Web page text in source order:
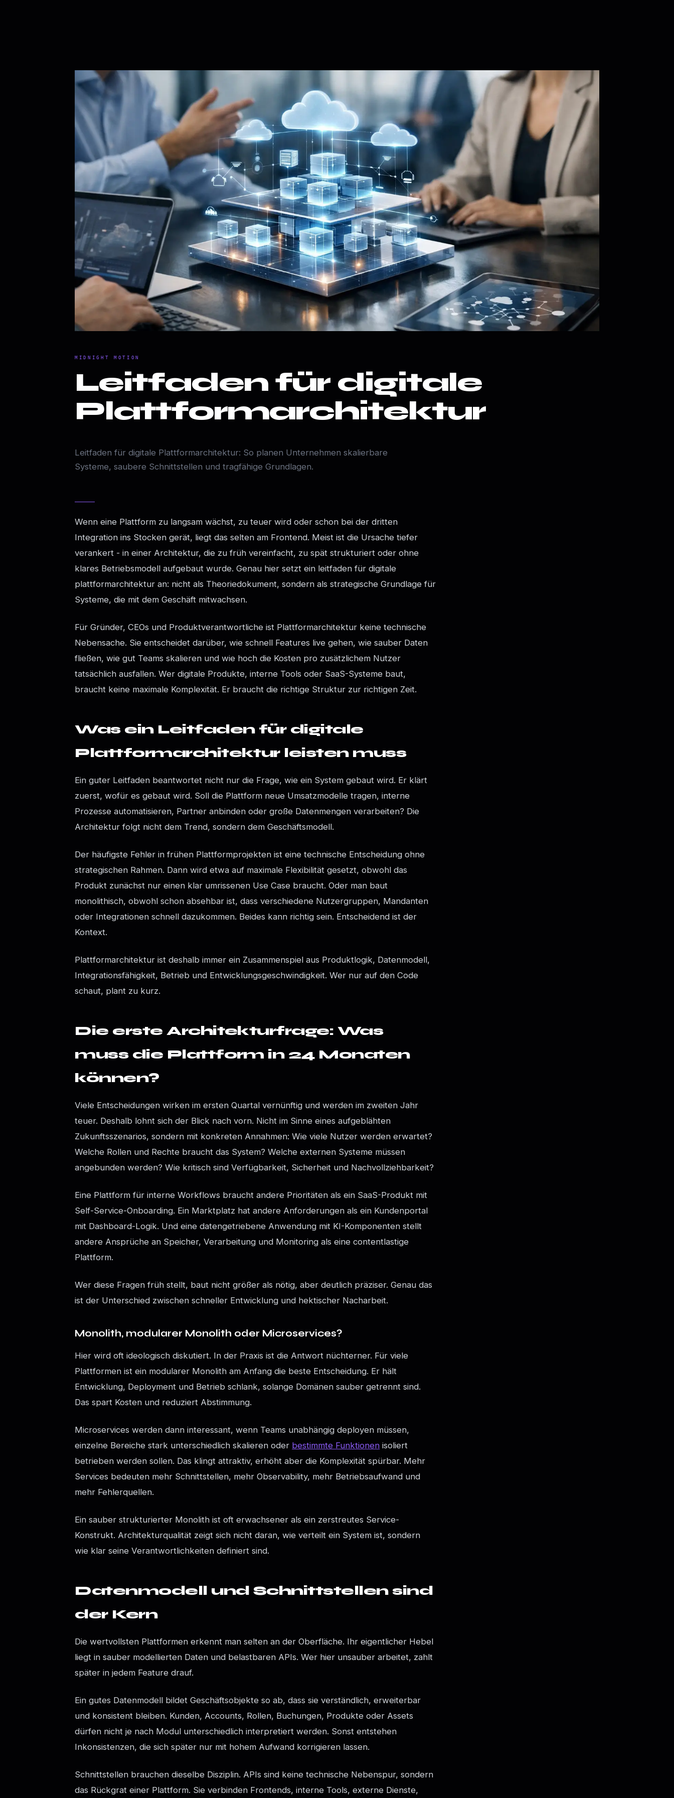
MIDNIGHT MOTION
Leitfaden für digitale
Plattformarchitektur
Leitfaden für digitale Plattformarchitektur: So planen Unternehmen skalierbare
Systeme, saubere Schnittstellen und tragfähige Grundlagen.
Wenn eine Plattform zu langsam wächst, zu teuer wird oder schon bei der dritten
Integration ins Stocken gerät, liegt das selten am Frontend. Meist ist die Ursache tiefer
verankert - in einer Architektur, die zu früh vereinfacht, zu spät strukturiert oder ohne
klares Betriebsmodell aufgebaut wurde. Genau hier setzt ein leitfaden für digitale
plattformarchitektur an: nicht als Theoriedokument, sondern als strategische Grundlage für
Systeme, die mit dem Geschäft mitwachsen.
Für Gründer, CEOs und Produktverantwortliche ist Plattformarchitektur keine technische
Nebensache. Sie entscheidet darüber, wie schnell Features live gehen, wie sauber Daten
fließen, wie gut Teams skalieren und wie hoch die Kosten pro zusätzlichem Nutzer
tatsächlich ausfallen. Wer digitale Produkte, interne Tools oder SaaS-Systeme baut,
braucht keine maximale Komplexität. Er braucht die richtige Struktur zur richtigen Zeit.
Was ein Leitfaden für digitale
Plattformarchitektur leisten muss
Ein guter Leitfaden beantwortet nicht nur die Frage, wie ein System gebaut wird. Er klärt
zuerst, wofür es gebaut wird. Soll die Plattform neue Umsatzmodelle tragen, interne
Prozesse automatisieren, Partner anbinden oder große Datenmengen verarbeiten? Die
Architektur folgt nicht dem Trend, sondern dem Geschäftsmodell.
Der häufigste Fehler in frühen Plattformprojekten ist eine technische Entscheidung ohne
strategischen Rahmen. Dann wird etwa auf maximale Flexibilität gesetzt, obwohl das
Produkt zunächst nur einen klar umrissenen Use Case braucht. Oder man baut
monolithisch, obwohl schon absehbar ist, dass verschiedene Nutzergruppen, Mandanten
oder Integrationen schnell dazukommen. Beides kann richtig sein. Entscheidend ist der
Kontext.
Plattformarchitektur ist deshalb immer ein Zusammenspiel aus Produktlogik, Datenmodell,
Integrationsfähigkeit, Betrieb und Entwicklungsgeschwindigkeit. Wer nur auf den Code
schaut, plant zu kurz.
Die erste Architekturfrage: Was
muss die Plattform in 24 Monaten
können?
Viele Entscheidungen wirken im ersten Quartal vernünftig und werden im zweiten Jahr
teuer. Deshalb lohnt sich der Blick nach vorn. Nicht im Sinne eines aufgeblähten
Zukunftsszenarios, sondern mit konkreten Annahmen: Wie viele Nutzer werden erwartet?
Welche Rollen und Rechte braucht das System? Welche externen Systeme müssen
angebunden werden? Wie kritisch sind Verfügbarkeit, Sicherheit und Nachvollziehbarkeit?
Eine Plattform für interne Workflows braucht andere Prioritäten als ein SaaS-Produkt mit
Self-Service-Onboarding. Ein Marktplatz hat andere Anforderungen als ein Kundenportal
mit Dashboard-Logik. Und eine datengetriebene Anwendung mit KI-Komponenten stellt
andere Ansprüche an Speicher, Verarbeitung und Monitoring als eine contentlastige
Plattform.
Wer diese Fragen früh stellt, baut nicht größer als nötig, aber deutlich präziser. Genau das
ist der Unterschied zwischen schneller Entwicklung und hektischer Nacharbeit.
Monolith, modularer Monolith oder Microservices?
Hier wird oft ideologisch diskutiert. In der Praxis ist die Antwort nüchterner. Für viele
Plattformen ist ein modularer Monolith am Anfang die beste Entscheidung. Er hält
Entwicklung, Deployment und Betrieb schlank, solange Domänen sauber getrennt sind.
Das spart Kosten und reduziert Abstimmung.
Microservices werden dann interessant, wenn Teams unabhängig deployen müssen,
einzelne Bereiche stark unterschiedlich skalieren oder bestimmte Funktionen isoliert
betrieben werden sollen. Das klingt attraktiv, erhöht aber die Komplexität spürbar. Mehr
Services bedeuten mehr Schnittstellen, mehr Observability, mehr Betriebsaufwand und
mehr Fehlerquellen.
Ein sauber strukturierter Monolith ist oft erwachsener als ein zerstreutes Service-
Konstrukt. Architekturqualität zeigt sich nicht daran, wie verteilt ein System ist, sondern
wie klar seine Verantwortlichkeiten definiert sind.
Datenmodell und Schnittstellen sind
der Kern
Die wertvollsten Plattformen erkennt man selten an der Oberfläche. Ihr eigentlicher Hebel
liegt in sauber modellierten Daten und belastbaren APIs. Wer hier unsauber arbeitet, zahlt
später in jedem Feature drauf.
Ein gutes Datenmodell bildet Geschäftsobjekte so ab, dass sie verständlich, erweiterbar
und konsistent bleiben. Kunden, Accounts, Rollen, Buchungen, Produkte oder Assets
dürfen nicht je nach Modul unterschiedlich interpretiert werden. Sonst entstehen
Inkonsistenzen, die sich später nur mit hohem Aufwand korrigieren lassen.
Schnittstellen brauchen dieselbe Disziplin. APIs sind keine technische Nebenspur, sondern
das Rückgrat einer Plattform. Sie verbinden Frontends, interne Tools, externe Dienste,